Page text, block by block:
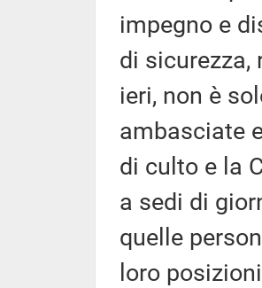
impegno e
di
ieri, non è
ambasciate
di culto e la
a sedi di
quelle
loro